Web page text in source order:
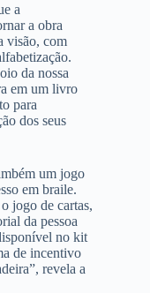
a
a obra
visão, com
da nossa
em um livro
para
dos seus
um jogo
em braile.
jogo de cartas,
da pessoa
no kit
de incentivo
revela a